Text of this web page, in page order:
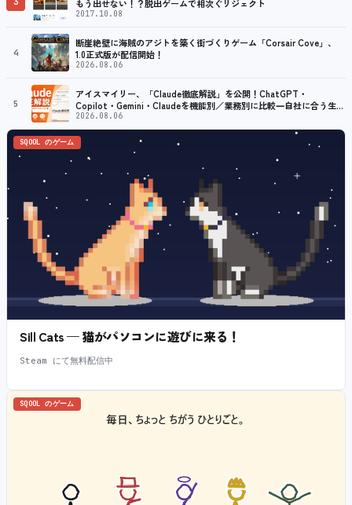
もう出せない！？脱出ゲームで相次ぐリジェクト
2017.10.08
4
断崖絶壁に海賊のアジトを築く街づくりゲーム「Corsair Cove」、
1.0正式版が配信開始！
2026.08.06
5
アイスマイリー、「Claude徹底解説」を公開！ChatGPT・
Copilot・Gemini・Claudeを機能別／業務別に比較―自社に合う生成
AIの選び方がわかる実践ガイド
2026.08.06
SQOOL のゲーム
Sill Cats — 猫がパソコンに遊びに来る！
Steam にて無料配信中
SQOOL のゲーム